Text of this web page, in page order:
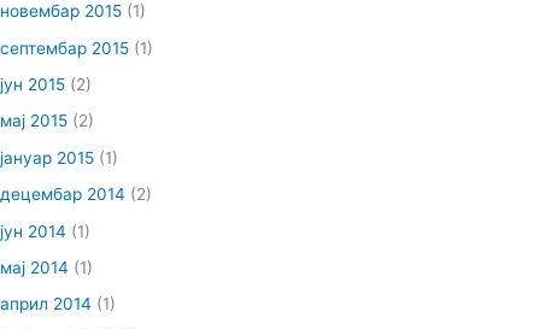
новембар 2015 (1)
септембар 2015 (1)
јун 2015 (2)
мај 2015 (2)
јануар 2015 (1)
децембар 2014 (2)
јун 2014 (1)
мај 2014 (1)
април 2014 (1)